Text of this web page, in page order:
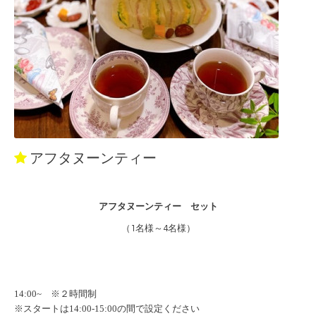
アフタヌーンティー
アフタヌーンティー セット
（1名様～4名様）
14:00~ ※２時間制
※スタートは14:00-15:00の間で設定ください